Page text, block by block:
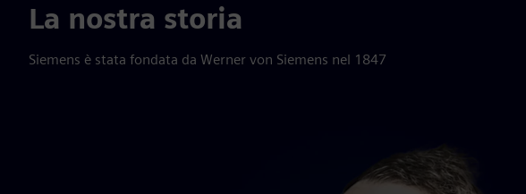
La nostra storia
Siemens è stata fondata da Werner von Siemens nel 1847